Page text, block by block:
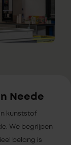
Neede
kunststof
We begrijpen
belang is